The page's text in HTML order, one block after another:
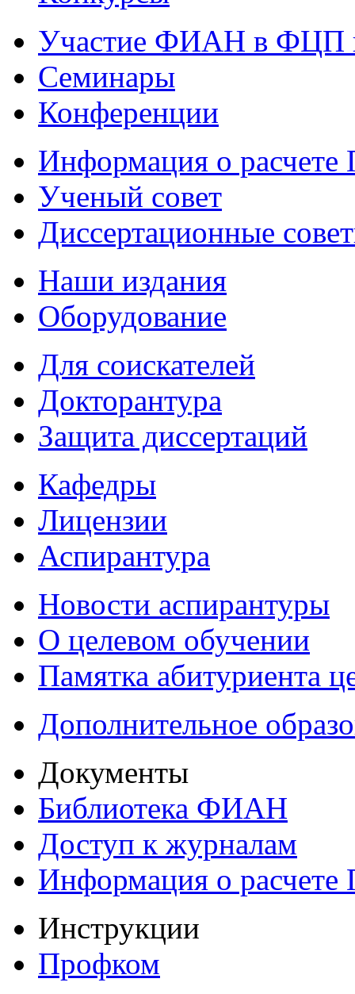
Участие ФИАН в ФЦП
Семинары
Конференции
Информация о
Ученый совет
Диссертационные
Наши издания
Оборудование
Для соискателей
Докторантура
Защита диссертаций
Кафедры
Лицензии
Аспирантура
Новости аспирантуры
О целевом обучении
Памятка абитуриента
Дополнительное
Документы
Библиотека ФИАН
Доступ к журналам
Информация о
Инструкции
Профком